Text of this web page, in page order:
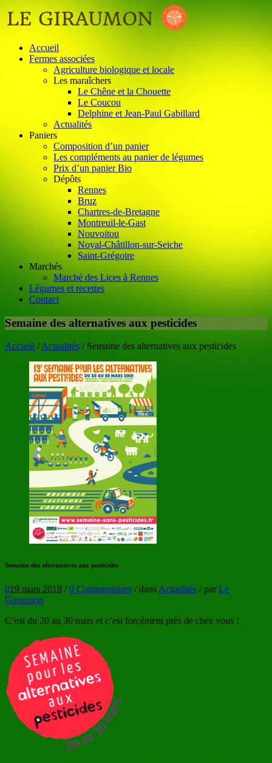
Accueil
Fermes associées
Agriculture biologique et locale
Les maraîchers
Le Chêne et la Chouette
Le Coucou
Delphine et Jean-Paul Gabillard
Actualités
Paniers
Composition d’un panier
Les compléments au panier de légumes
Prix d’un panier Bio
Dépôts
Rennes
Bruz
Chartres-de-Bretagne
Montreuil-le-Gast
Nouvoitou
Noyal-Châtillon-sur-Seiche
Saint-Grégoire
Marchés
Marché des Lices à Rennes
Légumes et recettes
Contact
Semaine des alternatives aux pesticides
Accueil /Actualités / Semaine des alternatives aux pesticides
Semaine des alternatives aux pesticides
019 mars 2018 /0 Commentaires /dans Actualités /par Le
Giraumon
C’est du 20 au 30 mars et c’est forcément près de chez vous !